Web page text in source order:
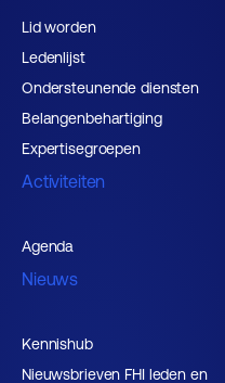
Lid worden
Ledenlijst
Ondersteunende diensten
Belangenbehartiging
Expertisegroepen
Activiteiten
Agenda
Nieuws
Kennishub
Nieuwsbrieven FHI leden en